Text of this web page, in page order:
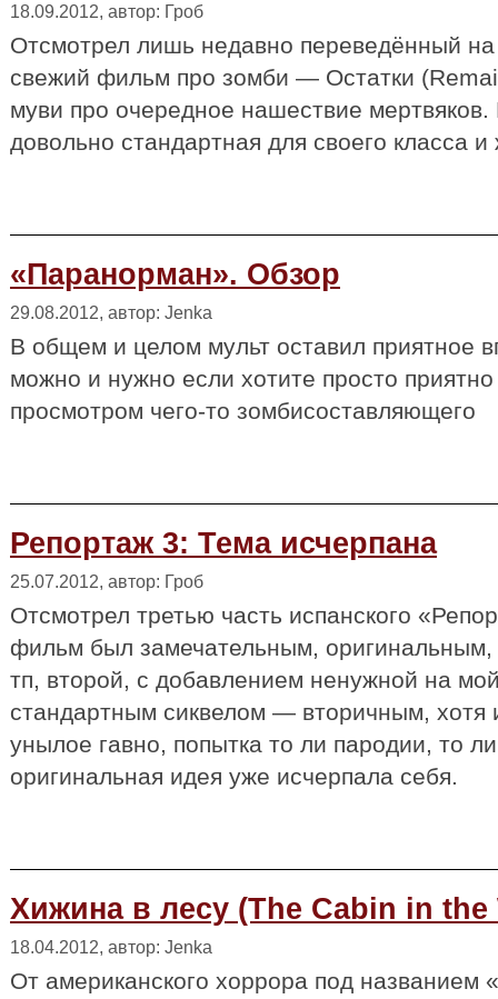
18.09.2012, автор: Гроб
Отсмотрел лишь недавно переведённый на
свежий фильм про зомби — Остатки
муви про очередное нашествие мертвяков.
довольно стандартная для своего класса
«Паранорман». Обзор
29.08.2012, автор: Jenka
В общем и целом мульт оставил приятное
можно и нужно если хотите просто
просмотром чего-то зомбисоставляющего
Репортаж 3: Тема исчерпана
25.07.2012, автор: Гроб
Отсмотрел третью часть испанского
фильм был замечательным,
тп, второй, с добавлением ненужной на
стандартным сиквелом — вторичным, хотя
унылое гавно, попытка то ли пародии, то
оригинальная идея уже исчерпала себя.
Хижина в лесу (The Cabin in the
18.04.2012, автор: Jenka
От американского хоррора под названием